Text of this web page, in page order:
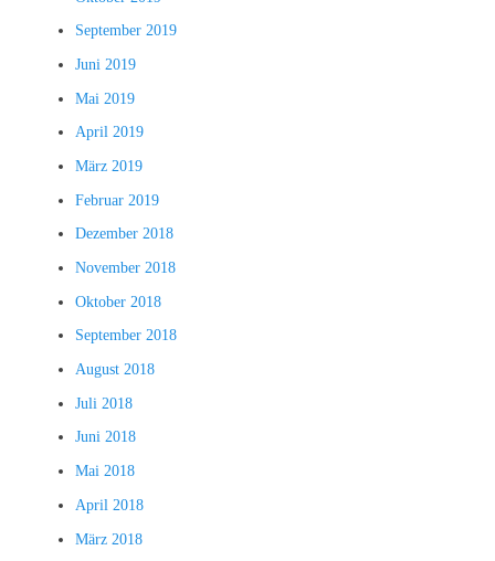
September 2019
Juni 2019
Mai 2019
April 2019
März 2019
Februar 2019
Dezember 2018
November 2018
Oktober 2018
September 2018
August 2018
Juli 2018
Juni 2018
Mai 2018
April 2018
März 2018